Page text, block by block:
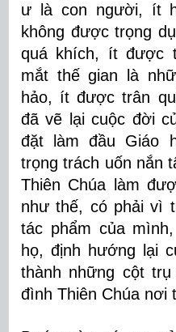
ư là con người, ít
không được trọng
quá khích, ít được
mắt thế gian là
hảo, ít được trân
đã vẽ lại cuộc đời
đặt làm đầu Giáo
trọng trách uốn nắn
Thiên Chúa làm
như thế, có phải vì
tác phẩm của
họ, định hướng lại
thành những cột
đình Thiên Chúa nơi